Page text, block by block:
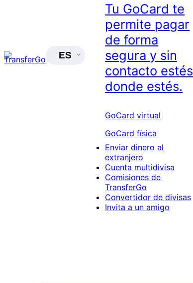
ES
Tu GoCard te
permite pagar
de forma
segura y sin
contacto estés
donde estés.
GoCard virtual
GoCard física
Enviar dinero al
extranjero
Cuenta multidivisa
Comisiones de
TransferGo
Convertidor de divisas
Invita a un amigo